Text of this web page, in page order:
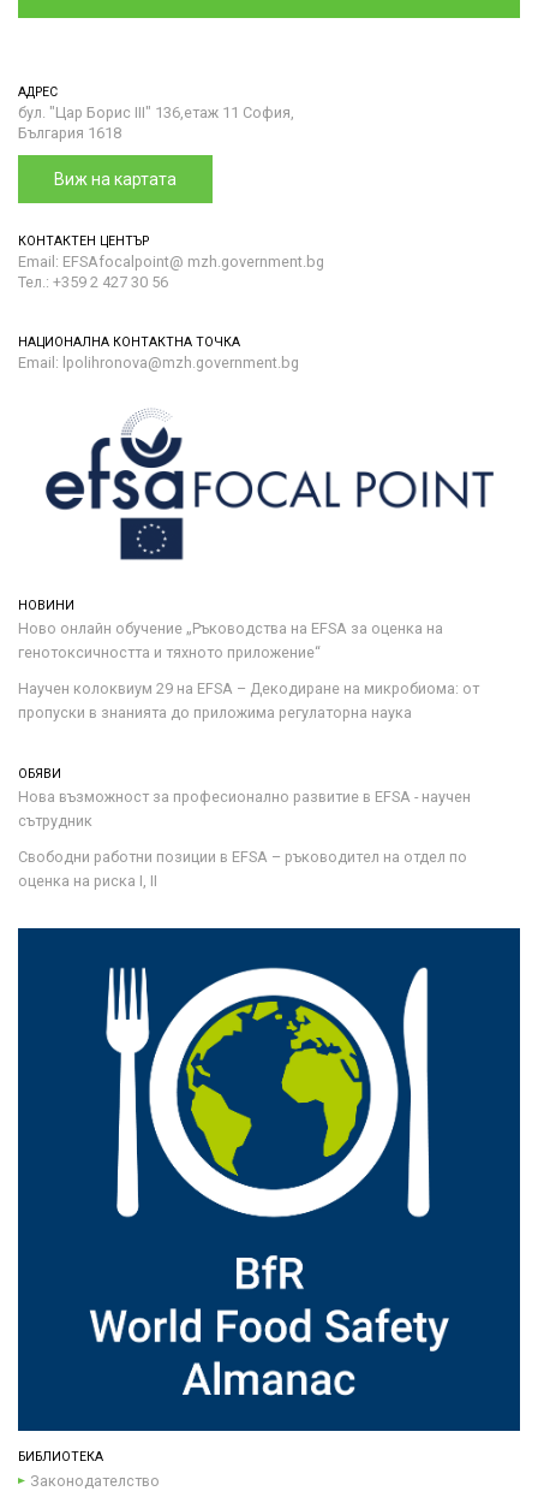
АДРЕС
бул. "Цар Борис III" 136,етаж 11 София,
България 1618
Виж на картата
КОНТАКТЕН ЦЕНТЪР
Email: EFSAfocalpoint@ mzh.government.bg
Тел.: +359 2 427 30 56
НАЦИОНАЛНА КОНТАКТНА ТОЧКА
Email: lpolihronova@mzh.government.bg
НОВИНИ
Ново онлайн обучение „Ръководства на ЕFSA за оценка на
генотоксичността и тяхното приложение“
Научен колоквиум 29 на EFSA – Декодиране на микробиома: от
пропуски в знанията до приложима регулаторна наука
ОБЯВИ
Нова възможност за професионално развитие в EFSA - научен
сътрудник
Свободни работни позиции в EFSA – ръководител на отдел по
оценка на риска I, II
БИБЛИОТЕКА
Законодателство